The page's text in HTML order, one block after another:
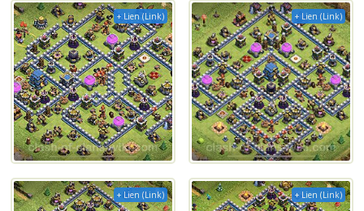
+ Lien (Link) + Lien (Link)
+ Lien (Link) + Lien (Link)